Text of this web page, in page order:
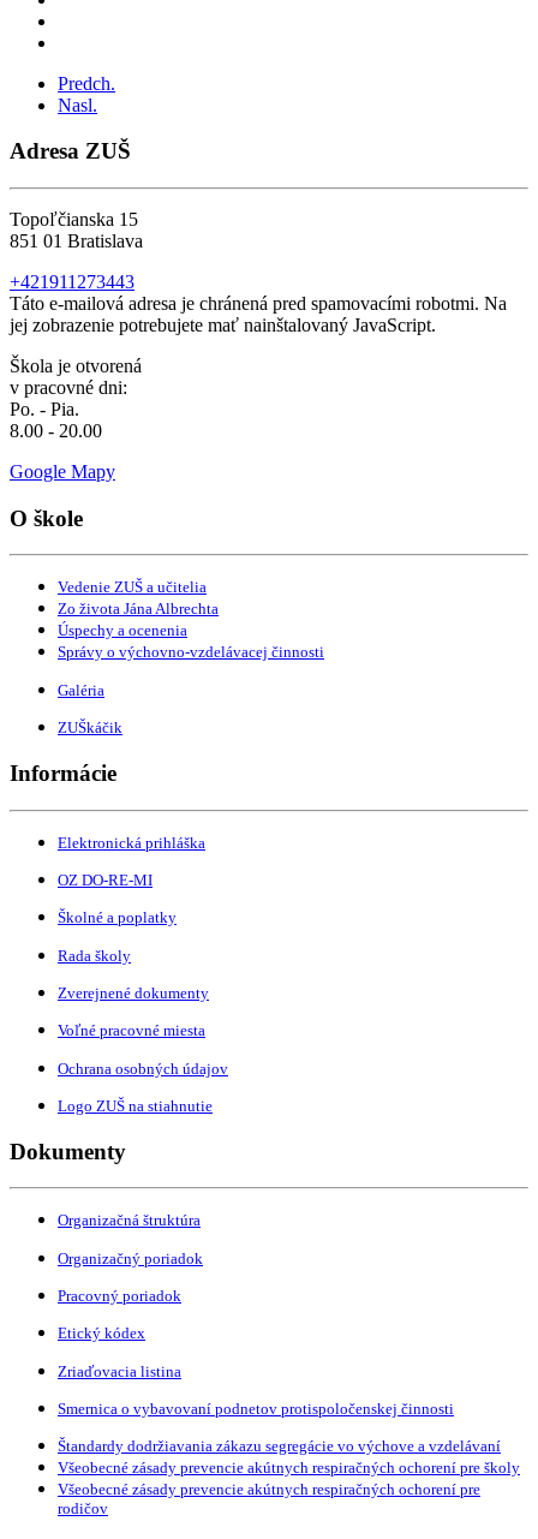
Predch.
Nasl.
Adresa ZUŠ
Topoľčianska 15
851 01 Bratislava
+421911273443
Táto e-mailová adresa je chránená pred spamovacími robotmi. Na
jej zobrazenie potrebujete mať nainštalovaný JavaScript.
Škola je otvorená
v pracovné dni:
Po. - Pia.
8.00 - 20.00
Google Mapy
O škole
Vedenie ZUŠ a učitelia
Zo života Jána Albrechta
Úspechy a ocenenia
Správy o výchovno-vzdelávacej činnosti
Galéria
ZUŠkáčik
Informácie
Elektronická prihláška
OZ DO-RE-MI
Školné a poplatky
Rada školy
Zverejnené dokumenty
Voľné pracovné miesta
Ochrana osobných údajov
Logo ZUŠ na stiahnutie
Dokumenty
Organizačná štruktúra
Organizačný poriadok
Pracovný poriadok
Etický kódex
Zriaďovacia listina
Smernica o vybavovaní podnetov protispoločenskej činnosti
Štandardy dodržiavania zákazu segregácie vo výchove a vzdelávaní
Všeobecné zásady prevencie akútnych respiračných ochorení pre školy
Všeobecné zásady prevencie akútnych respiračných ochorení pre
rodičov